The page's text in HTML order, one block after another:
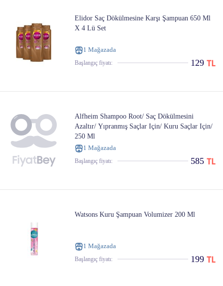
Elidor Saç Dökülmesine Karşı Şampuan 650 Ml
X 4 Lü Set
1 Mağazada
Başlangıç ​​fiyatı: 129
Alfheim Shampoo Root/ Saç Dökülmesini
Azaltır/ Yıpranmış Saçlar Için/ Kuru Saçlar Için/
250 Ml
1 Mağazada
Başlangıç ​​fiyatı: 585
Watsons Kuru Şampuan Volumizer 200 Ml
1 Mağazada
Başlangıç ​​fiyatı: 199